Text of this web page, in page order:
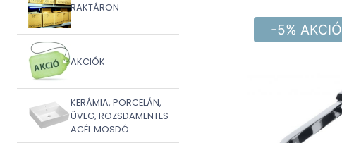
RAKTÁRON
AKCIÓK
KERÁMIA, PORCELÁN,
ÜVEG, ROZSDAMENTES
ACÉL MOSDÓ
-5% AKCIÓ